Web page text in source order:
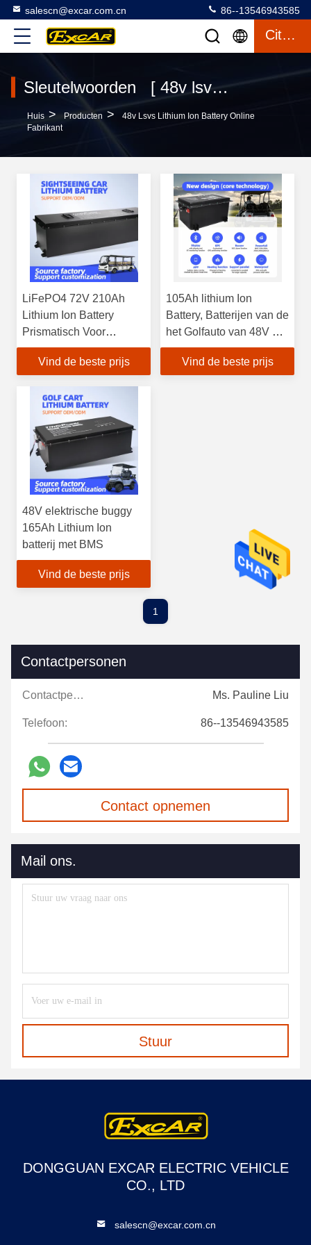
salescn@excar.com.cn 86--13546943585
Citaat
Sleutelwoorden [ 48v lsvs lithium ion battery ] Overeenkomst 3 producten
Huis > Producten >
48v Lsvs Lithium Ion Battery Online
Fabrikant
LiFePO4 72V 210Ah
Lithium Ion Battery
Prismatisch Voor
Elektrische Golfkarretjes
LSV'sVind de beste prijs
105Ah lithium Ion
Battery, Batterijen van de
het Golfauto van 48V de
Elektrische met BMS
Vind de beste prijs
48V elektrische buggy
165Ah Lithium Ion
batterij met BMS
Vind de beste prijs
1
Contactpersonen
Contactpersonen: Ms. Pauline Liu
Telefoon: 86--13546943585
Contact opnemen
Mail ons.
Stuur
DONGGUAN EXCAR ELECTRIC VEHICLE
CO., LTD
salescn@excar.com.cn